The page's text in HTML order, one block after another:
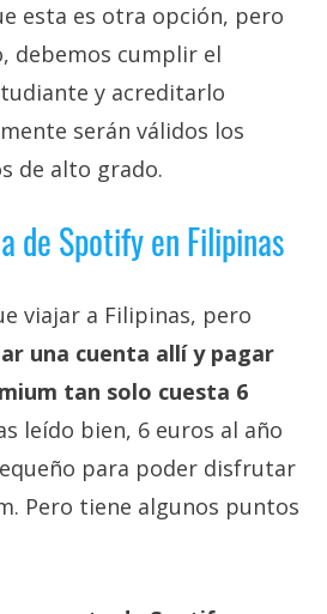
esta es otra opción, pero
debemos cumplir el
y acreditarlo
serán válidos los
de alto grado.
de Spotify en Filipinas
viajar a Filipinas, pero
una cuenta allí y pagar
tan solo cuesta 6
leído bien, 6 euros al año
para poder disfrutar
Pero tiene algunos puntos